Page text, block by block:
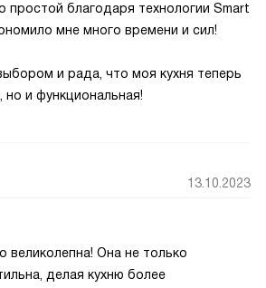
простой благодаря технологии Smart
мне много времени и сил!
и рада, что моя кухня теперь
но и функциональная!
13.10.2023
великолепна! Она не только
делая кухню более